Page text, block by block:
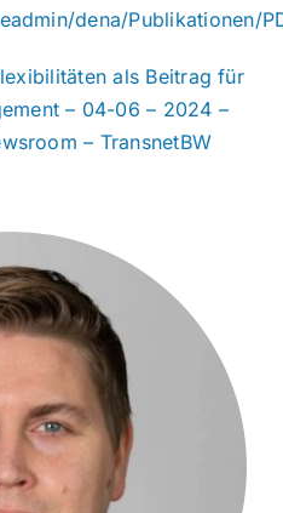
dena/Publikationen/
als Beitrag für
– 04-06 – 2024 –
– TransnetBW